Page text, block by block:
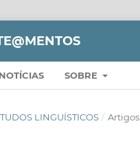
NOTÍCIAS SOBRE
LINGUÍSTICOS / Artigos